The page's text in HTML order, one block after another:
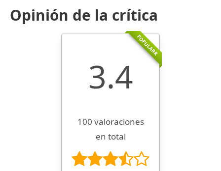
Opinión de la crítica
POPULARR
3.4
100 valoraciones
en total